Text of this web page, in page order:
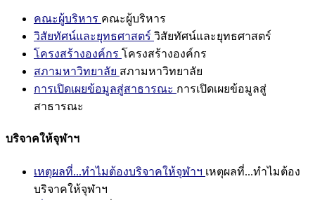
คณะผู้บริหาร คณะผู้บริหาร
วิสัยทัศน์และยุทธศาสตร์ วิสัยทัศน์และยุทธศาสตร์
โครงสร้างองค์กร โครงสร้างองค์กร
สภามหาวิทยาลัย สภามหาวิทยาลัย
การเปิดเผยข้อมูลสู่สาธารณะ การเปิดเผยข้อมูลสู่
สาธารณะ
บริจาคให้จุฬาฯ
เหตุผลที่...ทำไมต้องบริจาคให้จุฬาฯ เหตุผลที่...ทำไมต้อง
บริจาคให้จุฬาฯ